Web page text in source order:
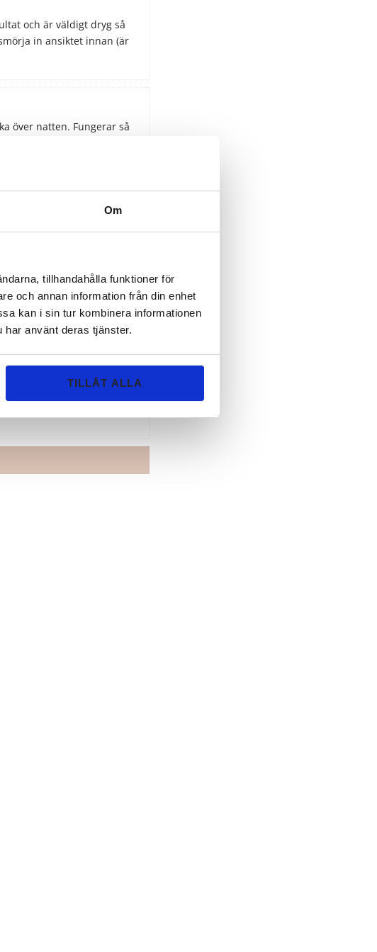
Om
tillhandahålla funktioner för
och annan information från din enhet
kan i sin tur kombinera informationen
har använt deras tjänster.
TILLÅT ALLA
och är väldigt dryg så
in ansiktet innan (är
över natten. Fungerar så
försvinner snabbt!
jag tycker att
foundation. Funkar bra :-)
runt ögonen, röda utslag
prisvärd på alla sätt och